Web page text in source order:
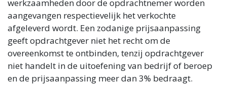
werkzaamheden door de opdrachtnemer worden
aangevangen respectievelijk het verkochte
afgeleverd wordt. Een zodanige prijsaanpassing
geeft opdrachtgever niet het recht om de
overeenkomst te ontbinden, tenzij opdrachtgever
niet handelt in de uitoefening van bedrijf of beroep
en de prijsaanpassing meer dan 3% bedraagt.